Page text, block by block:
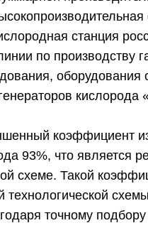
станция
по производству
оборудования
кислорода
коэффициент
93%, что является
схеме. Такой
технологической
точному